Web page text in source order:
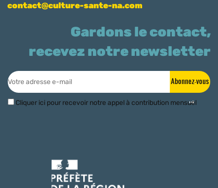
contact@culture-sante-na.com
Gardons le contact,
recevez notre newsletter
Abonnez-vous
Cliquer ici pour recevoir notre appel à contribution mensuel